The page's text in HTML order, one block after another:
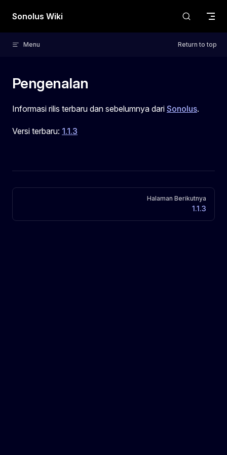
Skip to content
Sonolus Wiki
Menu Return to top
Pengenalan
Informasi rilis terbaru dan sebelumnya dari Sonolus.
Versi terbaru: 1.1.3
Pager
Halaman Berikutnya
1.1.3